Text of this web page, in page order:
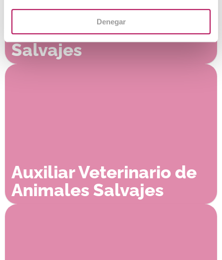
Denegar
Cuidador de Animales
Salvajes
Auxiliar Veterinario de
Animales Salvajes